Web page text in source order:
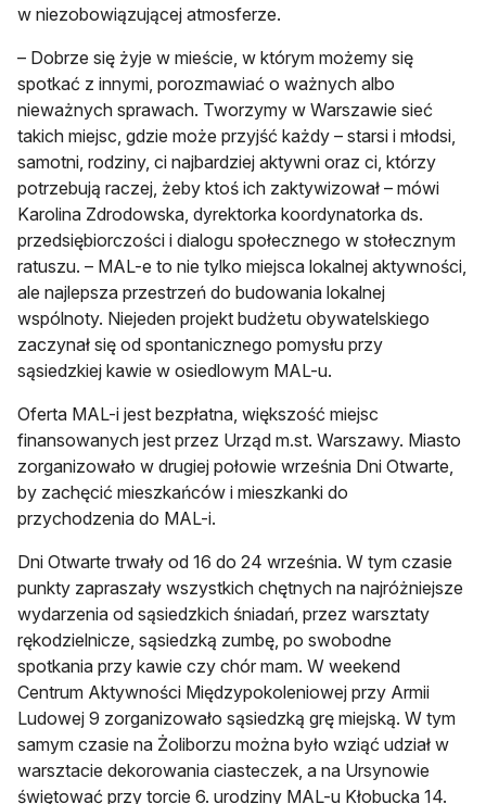
w niezobowiązującej atmosferze.
– Dobrze się żyje w mieście, w którym możemy się
spotkać z innymi, porozmawiać o ważnych albo
nieważnych sprawach. Tworzymy w Warszawie sieć
takich miejsc, gdzie może przyjść każdy – starsi i młodsi,
samotni, rodziny, ci najbardziej aktywni oraz ci, którzy
potrzebują raczej, żeby ktoś ich zaktywizował – mówi
Karolina Zdrodowska, dyrektorka koordynatorka ds.
przedsiębiorczości i dialogu społecznego w stołecznym
ratuszu. – MAL-e to nie tylko miejsca lokalnej aktywności,
ale najlepsza przestrzeń do budowania lokalnej
wspólnoty. Niejeden projekt budżetu obywatelskiego
zaczynał się od spontanicznego pomysłu przy
sąsiedzkiej kawie w osiedlowym MAL-u.
Oferta MAL-i jest bezpłatna, większość miejsc
finansowanych jest przez Urząd m.st. Warszawy. Miasto
zorganizowało w drugiej połowie września Dni Otwarte,
by zachęcić mieszkańców i mieszkanki do
przychodzenia do MAL-i.
Dni Otwarte trwały od 16 do 24 września. W tym czasie
punkty zapraszały wszystkich chętnych na najróżniejsze
wydarzenia od sąsiedzkich śniadań, przez warsztaty
rękodzielnicze, sąsiedzką zumbę, po swobodne
spotkania przy kawie czy chór mam. W weekend
Centrum Aktywności Międzypokoleniowej przy Armii
Ludowej 9 zorganizowało sąsiedzką grę miejską. W tym
samym czasie na Żoliborzu można było wziąć udział w
warsztacie dekorowania ciasteczek, a na Ursynowie
świętować przy torcie 6. urodziny MAL-u Kłobucka 14.